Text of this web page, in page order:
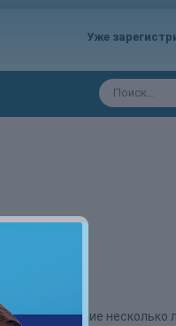
Уже
за последние несколько